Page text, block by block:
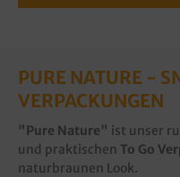
PURE NATURE -
VERPACKUNGEN
"Pure Nature" ist unser
und praktischen To Go
naturbraunen Look.